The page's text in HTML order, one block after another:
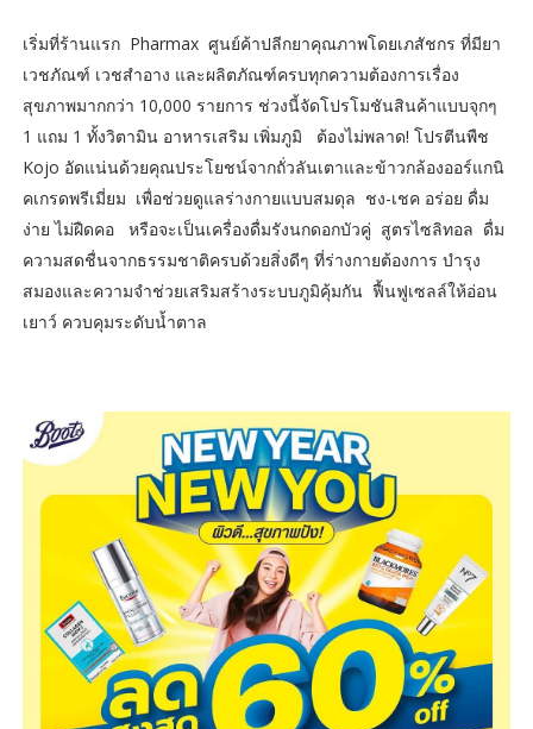
เริ่มที่ร้านแรก Pharmax ศูนย์ค้าปลีกยาคุณภาพโดยเภสัชกร ที่มียา
เวชภัณฑ์ เวชสำอาง และผลิตภัณฑ์ครบทุกความต้องการเรื่อง
สุขภาพมากกว่า 10,000 รายการ ช่วงนี้จัดโปรโมชันสินค้าแบบจุกๆ
1 แถม 1 ทั้งวิตามิน อาหารเสริม เพิ่มภูมิ ต้องไม่พลาด! โปรตีนพืช
Kojo อัดแน่นด้วยคุณประโยชน์จากถั่วลันเตาและข้าวกล้องออร์แกนิ
คเกรดพรีเมี่ยม เพื่อช่วยดูแลร่างกายแบบสมดุล ชง-เชค อร่อย ดื่ม
ง่าย ไม่ฝืดคอ หรือจะเป็นเครื่องดื่มรังนกดอกบัวคู่ สูตรไซลิทอล ดื่ม
ความสดชื่นจากธรรมชาติครบด้วยสิ่งดีๆ ที่ร่างกายต้องการ บำรุง
สมองและความจำช่วยเสริมสร้างระบบภูมิคุ้มกัน ฟื้นฟูเซลล์ให้อ่อน
เยาว์ ควบคุมระดับน้ำตาล